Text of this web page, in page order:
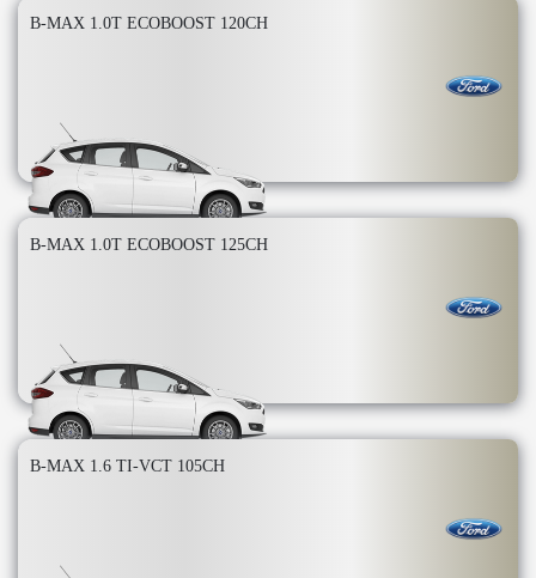
B-MAX 1.0T ECOBOOST 120CH
B-MAX 1.0T ECOBOOST 125CH
B-MAX 1.6 TI-VCT 105CH